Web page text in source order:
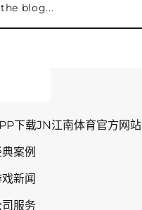
blog...
下载JN江南体育官方网站
案例
新闻
司服务